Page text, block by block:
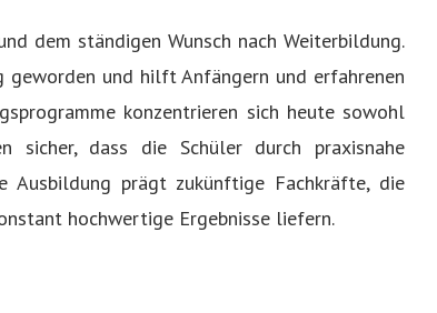
dem ständigen Wunsch nach Weiterbildung.
und hilft Anfängern und erfahrenen
konzentrieren sich heute sowohl
dass die Schüler durch praxisnahe
Ausbildung prägt zukünftige Fachkräfte, die
hochwertige Ergebnisse liefern.